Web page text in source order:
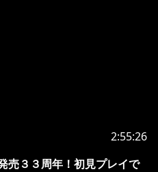
2:55:26
売３３周年！初見プレイで